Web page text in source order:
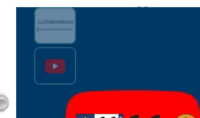
Tassello a
Tassello in nylon ad alte
elementi a medio carico in
APPROVAZIONI E